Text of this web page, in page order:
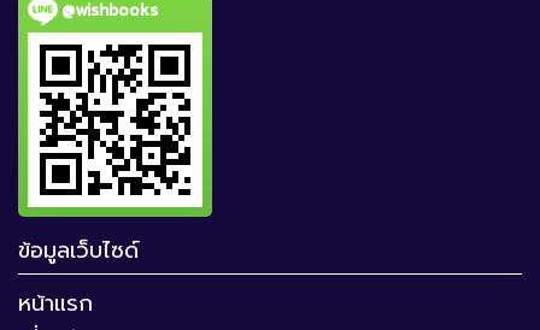
@wishbooks
ข้อมูลเว็บไซด์
หน้าแรก